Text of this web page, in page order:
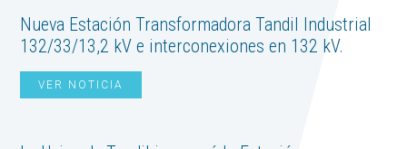
Nueva Estación Transformadora Tandil Industrial
132/33/13,2 kV e interconexiones en 132 kV.
VER NOTICIA